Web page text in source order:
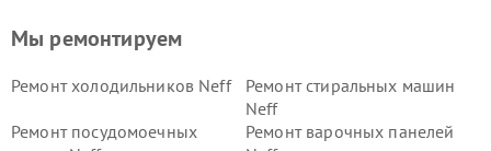
Мы ремонтируем
Ремонт холодильников Neff
Ремонт стиральных машин
Neff
Ремонт посудомоечных
Ремонт варочных панелей